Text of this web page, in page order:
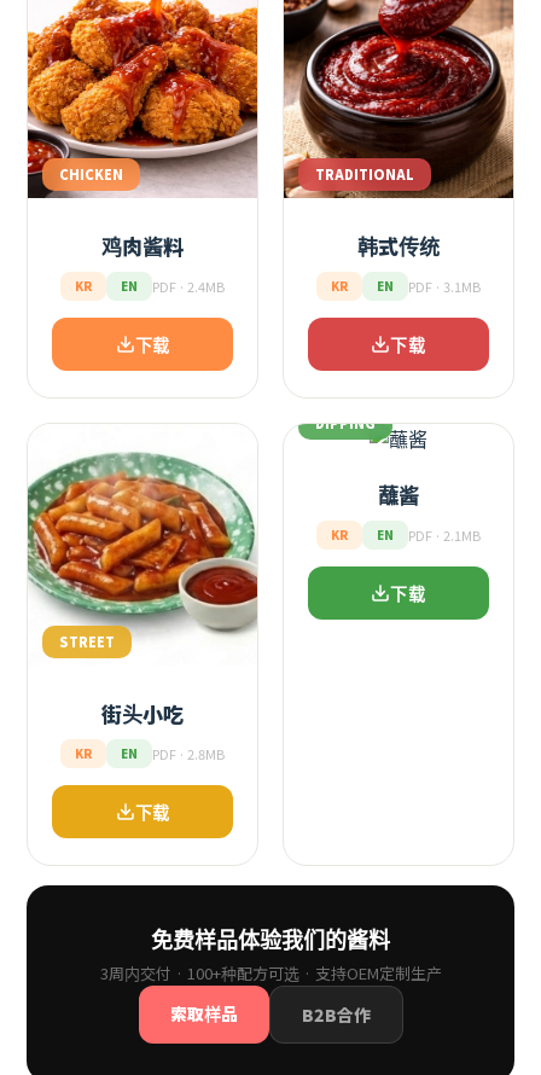
CHICKEN
鸡肉酱料
KR EN PDF · 2.4MB
下载
TRADITIONAL
韩式传统
KR EN PDF · 3.1MB
下载
STREET
街头小吃
KR EN PDF · 2.8MB
下载
DIPPING
蘸酱
KR EN PDF · 2.1MB
下载
免费样品体验我们的酱料
3周内交付 · 100+种配方可选 · 支持OEM定制生产
索取样品 B2B合作